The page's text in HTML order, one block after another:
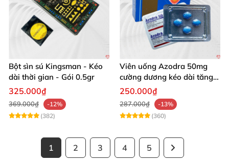
Bột sìn sú Kingsman - Kéo
dài thời gian - Gói 0.5gr
325.000₫
369.000₫
-12%
(382)
Viên uống Azodra 50mg
cường dương kéo dài tăng
sinh lý nam
250.000₫
287.000₫
-13%
(360)
1 2 3 4 5